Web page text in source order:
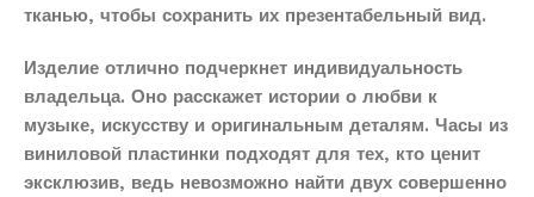
тканью, чтобы сохранить их презентабельный вид.
Изделие отлично подчеркнет индивидуальность
владельца. Оно расскажет истории о любви к
музыке, искусству и оригинальным деталям. Часы из
виниловой пластинки подходят для тех, кто ценит
эксклюзив, ведь невозможно найти двух совершенно